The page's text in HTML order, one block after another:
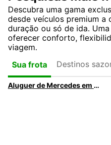
Descubra uma gama
desde veículos premium a
duração ou só de ida.
oferecer conforto,
viagem.
Sua frota
Destinos
Aluguer de Mercedes em Madrid | Mercedes-Benz Premium a partir de tarifas diárias